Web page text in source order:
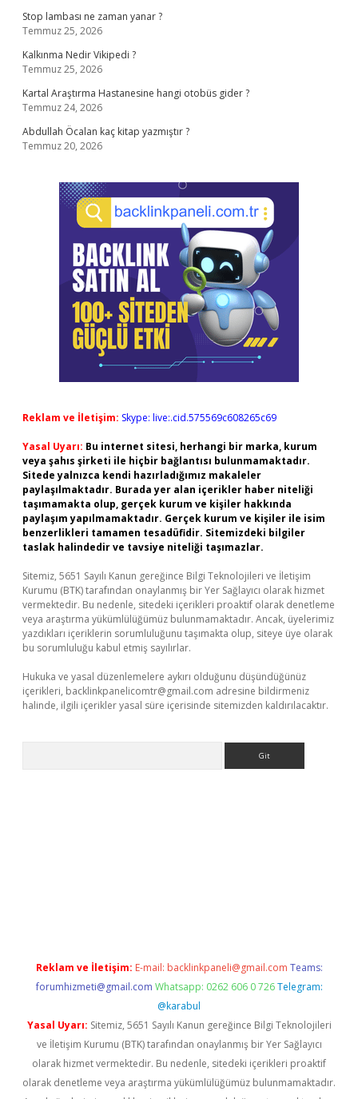
Stop lambası ne zaman yanar ?
Temmuz 25, 2026
Kalkınma Nedir Vikipedi ?
Temmuz 25, 2026
Kartal Araştırma Hastanesine hangi otobüs gider ?
Temmuz 24, 2026
Abdullah Öcalan kaç kitap yazmıştır ?
Temmuz 20, 2026
Reklam ve İletişim: Skype: live:.cid.575569c608265c69
Yasal Uyarı: Bu internet sitesi, herhangi bir marka, kurum
veya şahıs şirketi ile hiçbir bağlantısı bulunmamaktadır.
Sitede yalnızca kendi hazırladığımız makaleler
paylaşılmaktadır. Burada yer alan içerikler haber niteliği
taşımamakta olup, gerçek kurum ve kişiler hakkında
paylaşım yapılmamaktadır. Gerçek kurum ve kişiler ile isim
benzerlikleri tamamen tesadüfidir. Sitemizdeki bilgiler
taslak halindedir ve tavsiye niteliği taşımazlar.
Sitemiz, 5651 Sayılı Kanun gereğince Bilgi Teknolojileri ve İletişim
Kurumu (BTK) tarafından onaylanmış bir Yer Sağlayıcı olarak hizmet
vermektedir. Bu nedenle, sitedeki içerikleri proaktif olarak denetleme
veya araştırma yükümlülüğümüz bulunmamaktadır. Ancak, üyelerimiz
yazdıkları içeriklerin sorumluluğunu taşımakta olup, siteye üye olarak
bu sorumluluğu kabul etmiş sayılırlar.
Hukuka ve yasal düzenlemelere aykırı olduğunu düşündüğünüz
içerikleri, backlinkpanelicomtr@gmail.com adresine bildirmeniz
halinde, ilgili içerikler yasal süre içerisinde sitemizden kaldırılacaktır.
Reklam ve İletişim: E-mail: backlinkpaneli@gmail.com Teams:
forumhizmeti@gmail.com Whatsapp: 0262 606 0 726 Telegram:
@karabul
Yasal Uyarı: Sitemiz, 5651 Sayılı Kanun gereğince Bilgi Teknolojileri
ve İletişim Kurumu (BTK) tarafından onaylanmış bir Yer Sağlayıcı
olarak hizmet vermektedir. Bu nedenle, sitedeki içerikleri proaktif
olarak denetleme veya araştırma yükümlülüğümüz bulunmamaktadır.